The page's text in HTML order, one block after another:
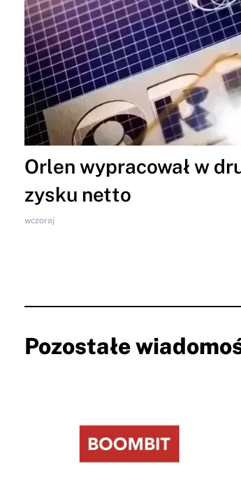
Orlen wypracował w
zysku netto
wczoraj
Pozostałe